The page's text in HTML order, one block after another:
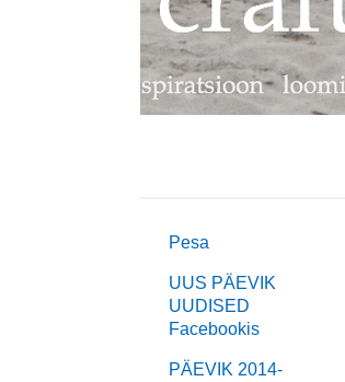
Pesa
UUS PÄEVIK
UUDISED
Facebookis
PÄEVIK 2014-